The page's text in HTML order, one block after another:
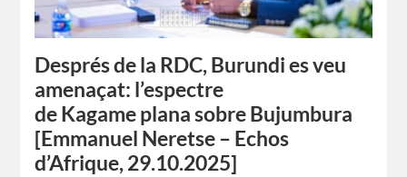
Després de la RDC, Burundi es veu
amenaçat: l’espectre
de Kagame plana sobre Bujumbura
[Emmanuel Neretse – Echos
d’Afrique, 29.10.2025]